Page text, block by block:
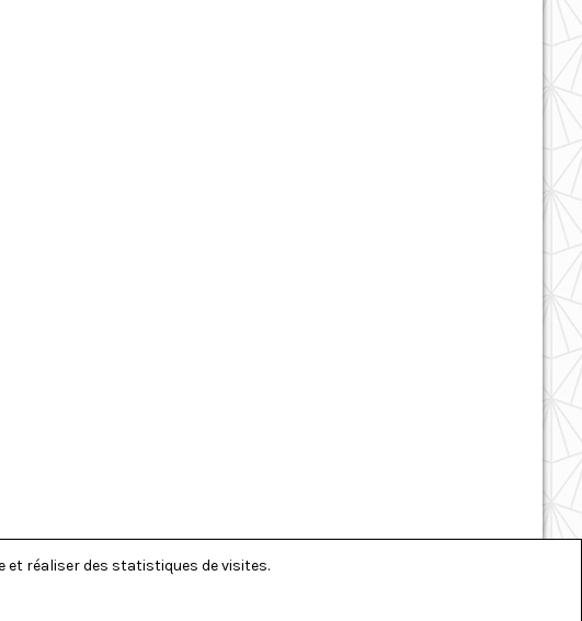
réaliser des statistiques de visites.